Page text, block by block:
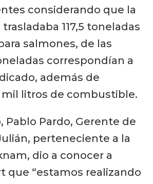
considerando que la
117,5 toneladas
salmones, de las
correspondían a
además de
litros de combustible.
Pablo Pardo, Gerente de
perteneciente a la
dio a conocer a
que “estamos realizando